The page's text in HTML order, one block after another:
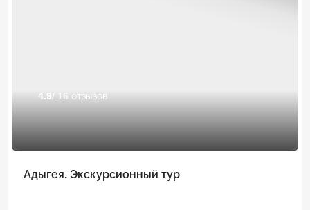
4.9/ 16 отзывов
Адыгея. Экскурсионный тур